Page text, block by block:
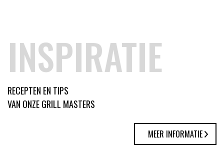
INSPIRATIE
RECEPTEN EN TIPS
VAN ONZE GRILL MASTERS
MEER INFORMATIE